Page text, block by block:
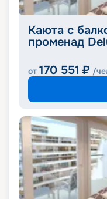
Каюта с
променад
от 170 551 ₽ /